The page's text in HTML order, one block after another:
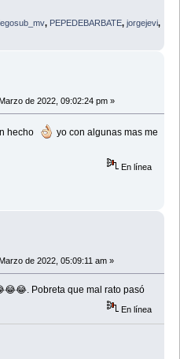
, PEPEDEBARBATE, jorgejevi,
de 2022, 09:02:24 pm »
hecho
yo con algunas mas me
En línea
de 2022, 05:09:11 am »
Pobreta que mal rato pasó
En línea